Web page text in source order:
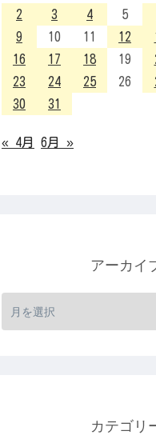
2
3 4 5
9
10 11 12
16
17 18 19
23
24 25 26
30
31
« 4月 6月 »
アーカイ
カテゴリ